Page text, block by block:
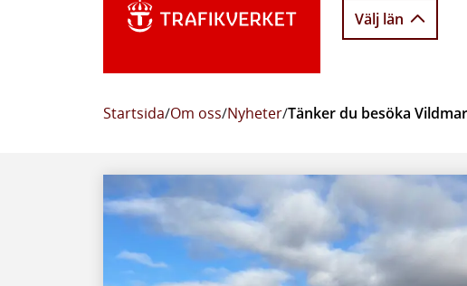
Välj län
Startsida/Om oss/Nyheter/Tänker du besöka